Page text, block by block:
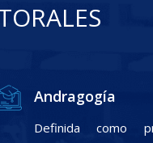
Andragogía
Definida como